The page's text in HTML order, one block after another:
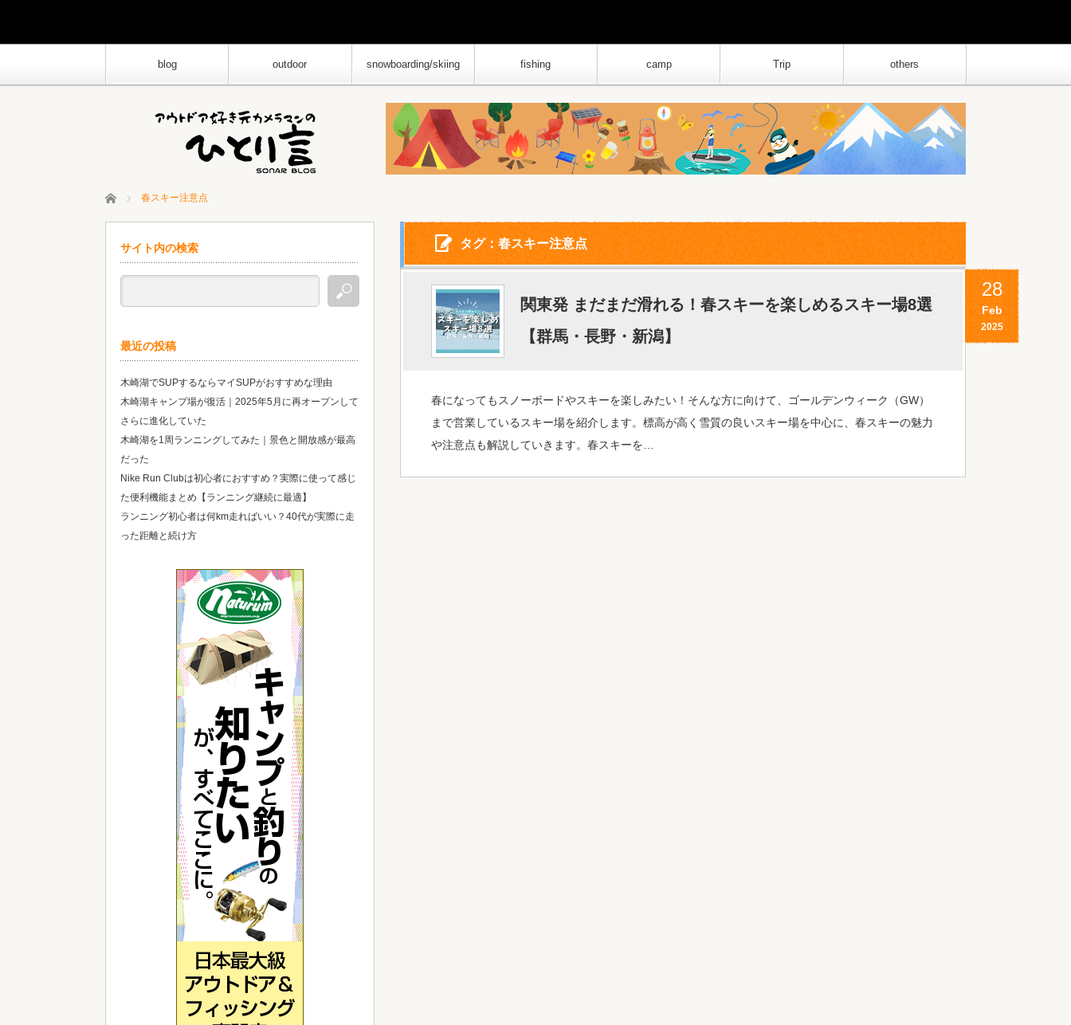
blog outdoor snowboarding/skiing fishing camp Trip others
ホーム 春スキー注意点
タグ：春スキー注意点
28
Feb
2025
関東発 まだまだ滑れる！春スキーを楽しめるスキー場8選
【群馬・長野・新潟】
春になってもスノーボードやスキーを楽しみたい！そんな方に向けて、ゴールデンウィーク（GW）
まで営業しているスキー場を紹介します。標高が高く雪質の良いスキー場を中心に、春スキーの魅力
や注意点も解説していきます。春スキーを…
サイト内の検索
最近の投稿
木崎湖でSUPするならマイSUPがおすすめな理由
木崎湖キャンプ場が復活｜2025年5月に再オープンして
さらに進化していた
木崎湖を1周ランニングしてみた｜景色と開放感が最高
だった
Nike Run Clubは初心者におすすめ？実際に使って感じ
た便利機能まとめ【ランニング継続に最適】
ランニング初心者は何km走ればいい？40代が実際に走
った距離と続け方